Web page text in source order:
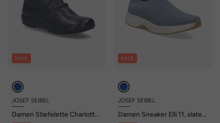
SALE
JOSEF SEIBEL
Damen Stiefelette Charlotte
SALE
JOSEF SEIBEL
Damen Sneaker Elli 11, slate